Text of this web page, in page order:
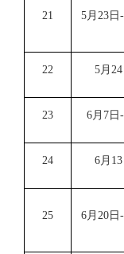
21 5月23日
22 5月24
23 6月7日
24 6月13
25 6月20日